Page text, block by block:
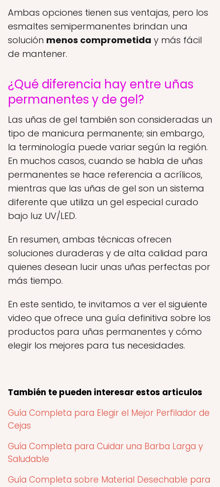
Ambas opciones tienen sus ventajas, pero los
esmaltes semipermanentes brindan una
solución menos comprometida y más fácil
de mantener.
¿Qué diferencia hay entre uñas
permanentes y de gel?
Las uñas de gel también son consideradas un
tipo de manicura permanente; sin embargo,
la terminología puede variar según la región.
En muchos casos, cuando se habla de uñas
permanentes se hace referencia a acrílicos,
mientras que las uñas de gel son un sistema
diferente que utiliza un gel especial curado
bajo luz UV/LED.
En resumen, ambas técnicas ofrecen
soluciones duraderas y de alta calidad para
quienes desean lucir unas uñas perfectas por
más tiempo.
En este sentido, te invitamos a ver el siguiente
video que ofrece una guía definitiva sobre los
productos para uñas permanentes y cómo
elegir los mejores para tus necesidades.
También te pueden interesar estos articulos
Guía Completa para Elegir el Mejor Perfilador de
Cejas
Guía Completa para Cuidar una Barba Larga y
Saludable
Guía Completa sobre Material Desechable para